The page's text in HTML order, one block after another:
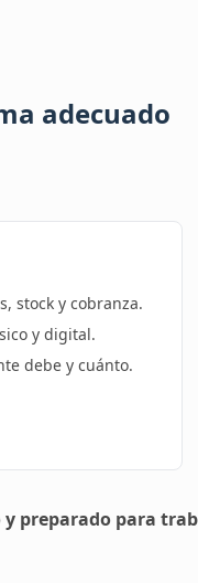
adecuado
stock y cobranza.
y digital.
debe y cuánto.
preparado para